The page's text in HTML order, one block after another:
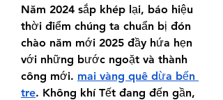
Năm 2024 sắp khép lại, báo hiệu
thời điểm chúng ta chuẩn bị đón
chào năm mới 2025 đầy hứa hẹn
với những bước ngoặt và thành
công mới. mai vàng quê dừa bến
tre. Không khí Tết đang đến gần,